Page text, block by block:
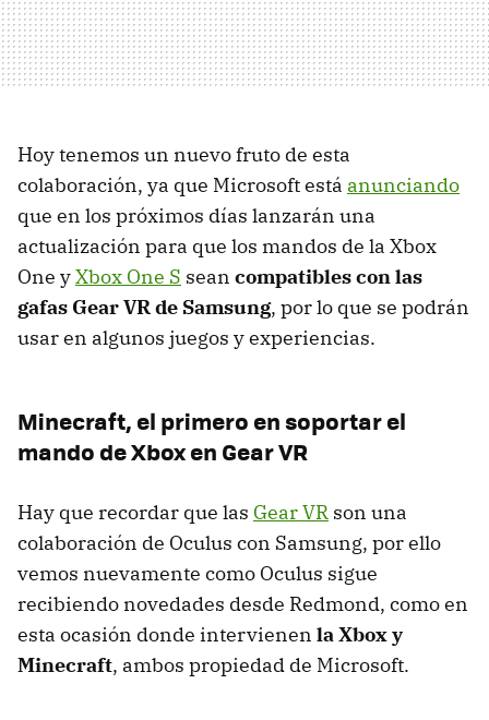
Hoy tenemos un nuevo fruto de esta
colaboración, ya que Microsoft está anunciando
que en los próximos días lanzarán una
actualización para que los mandos de la Xbox
One yXbox One S sean compatibles con las
gafas Gear VR de Samsung, por lo que se podrán
usar en algunos juegos y experiencias.
Minecraft, el primero en soportar el
mando de Xbox en Gear VR
Hay que recordar que las Gear VR son una
colaboración de Oculus con Samsung, por ello
vemos nuevamente como Oculus sigue
recibiendo novedades desde Redmond, como en
esta ocasión donde intervienen la Xbox y
Minecraft, ambos propiedad de Microsoft.